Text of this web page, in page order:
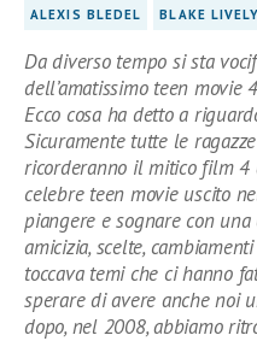
ALEXIS BLEDEL BLAKE LIVELY
Da diverso tempo si sta
dell’amatissimo teen movie
Ecco cosa ha detto a
Sicuramente tutte le
ricorderanno il mitico film 4
celebre teen movie uscito
piangere e sognare con
amicizia, scelte,
toccava temi che ci hanno
sperare di avere anche noi
dopo, nel 2008, abbiamo